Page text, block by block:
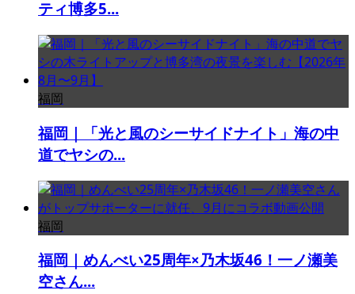
ティ博多5...
福岡
福岡｜「光と風のシーサイドナイト」海の中
道でヤシの...
福岡
福岡｜めんべい25周年×乃木坂46！一ノ瀬美
空さん...